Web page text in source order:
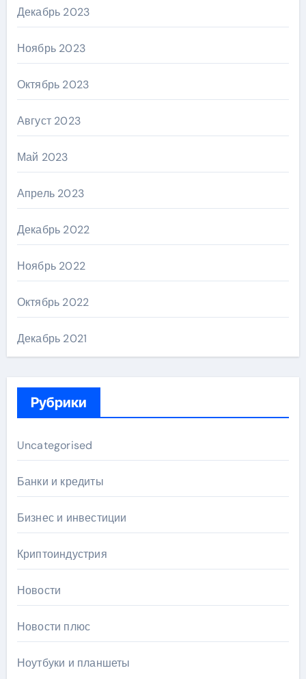
Декабрь 2023
Ноябрь 2023
Октябрь 2023
Август 2023
Май 2023
Апрель 2023
Декабрь 2022
Ноябрь 2022
Октябрь 2022
Декабрь 2021
Рубрики
Uncategorised
Банки и кредиты
Бизнес и инвестиции
Криптоиндустрия
Новости
Новости плюс
Ноутбуки и планшеты